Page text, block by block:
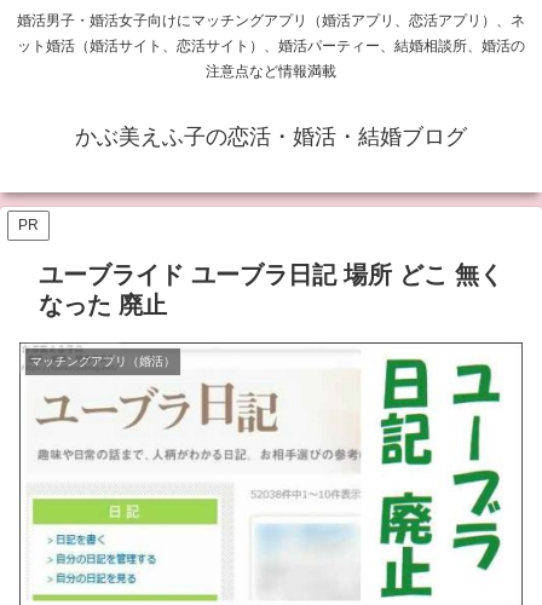
婚活男子・婚活女子向けにマッチングアプリ（婚活アプリ、恋活アプリ）、ネ
ット婚活（婚活サイト、恋活サイト）、婚活パーティー、結婚相談所、婚活の
注意点など情報満載
かぶ美えふ子の恋活・婚活・結婚ブログ
PR
ユーブライド ユーブラ日記 場所 どこ 無く
なった 廃止
マッチングアプリ（婚活）